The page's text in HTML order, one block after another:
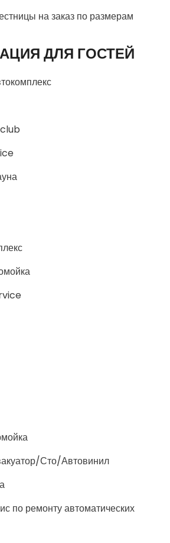
на заказ по размерам
ДЛЯ ГОСТЕЙ
Сто/Автовинил
по ремонту автоматических